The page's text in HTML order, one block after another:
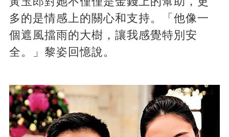
多的是情感上的關心和支持。「他像一
個遮風擋雨的大樹，讓我感覺特別安
全。」黎姿回憶說。